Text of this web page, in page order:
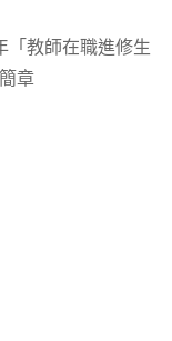
「教師在職進修生
章